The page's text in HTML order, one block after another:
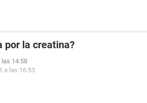
por la creatina?
las 14:58
a las 16:53